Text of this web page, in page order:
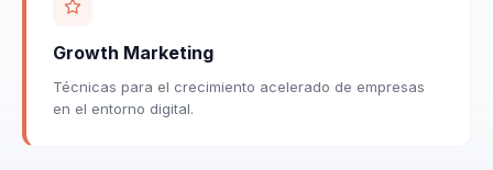
Growth Marketing
Técnicas para el crecimiento acelerado de empresas
en el entorno digital.